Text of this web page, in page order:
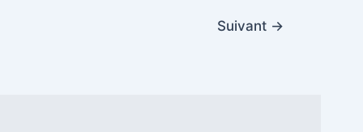
Suivant →